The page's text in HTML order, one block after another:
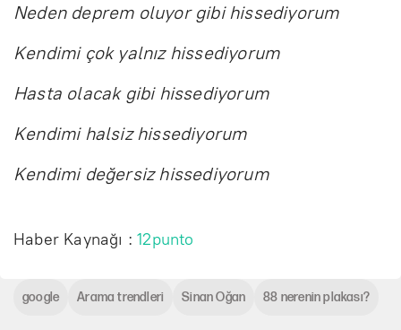
Neden deprem oluyor gibi hissediyorum
Kendimi çok yalnız hissediyorum
Hasta olacak gibi hissediyorum
Kendimi halsiz hissediyorum
Kendimi değersiz hissediyorum
Haber Kaynağı :12punto
google Arama trendleri Sinan Oğan 88 nerenin plakası?